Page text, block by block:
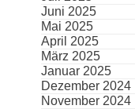
Juni 2025
Mai 2025
April 2025
März 2025
Januar 2025
Dezember 2024
November 2024